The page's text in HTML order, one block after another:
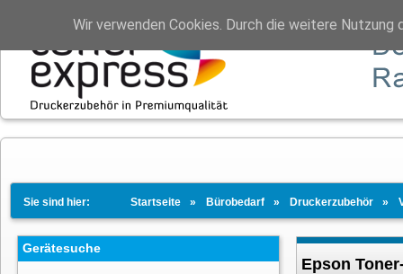
Sie sind hier: Startseite Bürobedarf Druckerzubehör
Gerätesuche
Epson
Wir verwenden Cookies. Durch die weitere